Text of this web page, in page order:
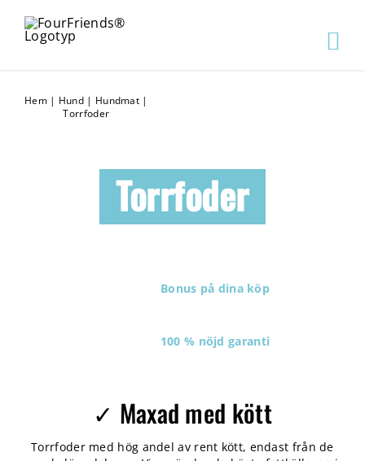
Hem| Hund | Hundmat |
Torrfoder
Torrfoder
Bonus på dina köp
100 % nöjd garanti
✓ Maxad med kött
Torrfoder med hög andel av rent kött, endast från de